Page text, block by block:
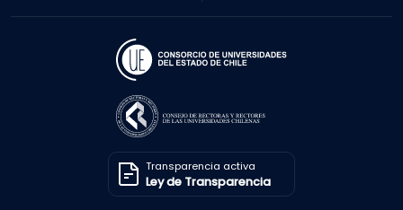
Transparencia activa
Ley de Transparencia